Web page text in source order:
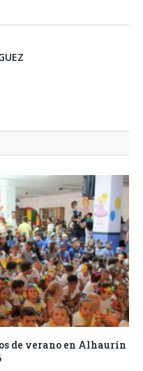
de verano en Alhaurín